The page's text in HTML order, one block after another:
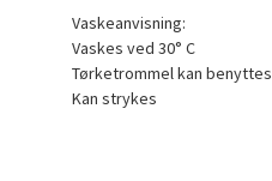
Vaskeanvisning:
Vaskes ved 30° C
Tørketrommel kan benyttes
Kan strykes